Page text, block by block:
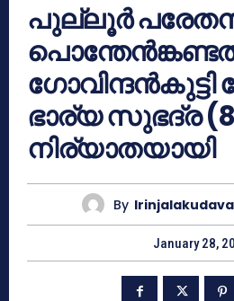
പുല്ലൂർ
ഭാര്യ സുഭദ്ര
നിര്യാതയായി
By
January 28,